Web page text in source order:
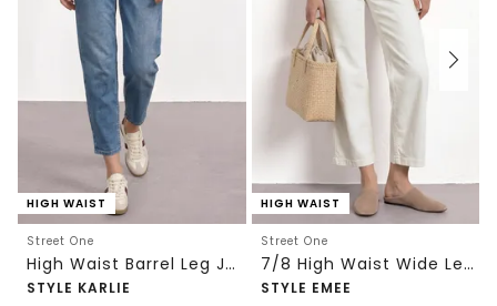
HIGH WAIST
Street One
High Waist Barrel Leg Jeans im Loose Fit
STYLE KARLIE
HIGH WAIST
Street One
7/8 High Waist Wide Leg Jeans im Loose Fit
STYLE EMEE